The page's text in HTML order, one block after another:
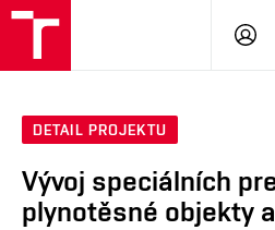
DETAIL PROJEKTU
Vývoj speciálních
plynotěsné objekty